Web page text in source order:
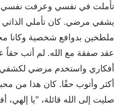
تأملت في نفسي وعرفت نفسي
يشفي مرضي. كان تأملي الذاتي
ملطخين بدوافع شخصية وكانا
عقد صفقة مع الله. لم أتب حقاً
أفكاري واستخدم مرضي
أكثر وأتوب حقًا. كان هذا من
صليت إلى الله قائلة، "يا إلهي،